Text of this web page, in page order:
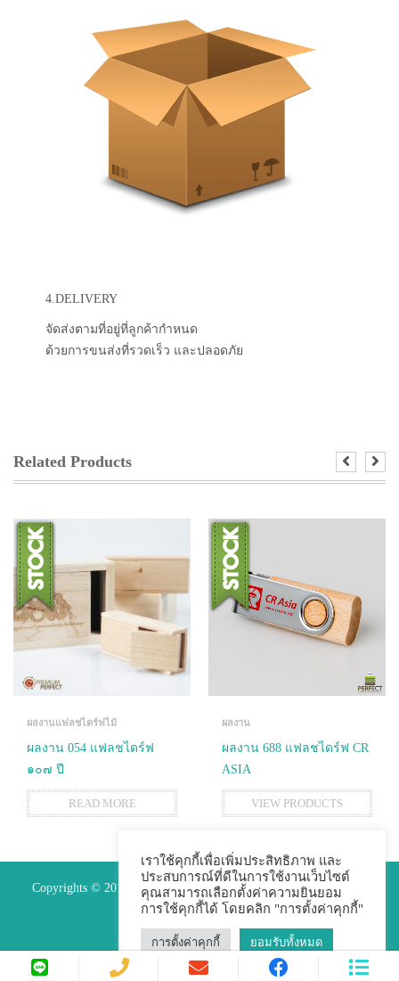
4.DELIVERY
จัดส่งตามที่อยู่ที่ลูกค้ากำหนด
ด้วยการขนส่งที่รวดเร็ว และปลอดภัย
Related Products
ผลงานแฟลชไดร์ฟไม้
ผลงาน 054 แฟลชไดร์ฟ
๑๐๗ ปี
READ MORE
ผลงาน
ผลงาน 688 แฟลชไดร์ฟ CR
ASIA
VIEW PRODUCTS
Copyrights © 2015 Premium Perfect Co.,ltd. All Rights Reserved.
เราใช้คุกกี้เพื่อเพิ่มประสิทธิภาพ และ
ประสบการณ์ที่ดีในการใช้งานเว็บไซต์
คุณสามารถเลือกตั้งค่าความยินยอม
การใช้คุกกี้ได้ โดยคลิก "การตั้งค่าคุกกี้"
การตั้งค่าคุกกี้ ยอมรับทั้งหมด